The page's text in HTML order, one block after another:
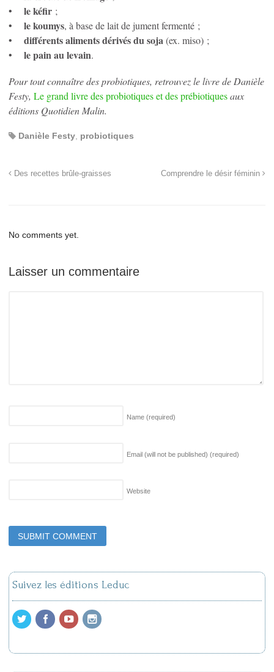
•
le kéfir ;
•
le koumys, à base de lait de jument fermenté ;
• différents aliments dérivés du soja (ex. miso) ;
•
le pain au levain.
Pour tout connaître des probiotiques, retrouvez le livre de Danièle
Festy, Le grand livre des probiotiques et des prébiotiquesaux
éditions Quotidien Malin.
Danièle Festy probiotiques
Des recettes brûle-graisses Comprendre le désir féminin
No comments yet.
Laisser un commentaire
Name (required)
Email (will not be published) (required)
Website
Suivez les éditions Leduc